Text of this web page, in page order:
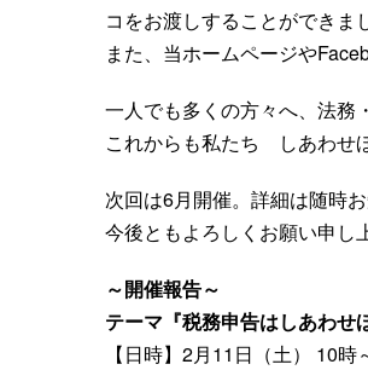
コをお渡しすることができま
また、当ホームページや
一人でも多くの方々へ、法務
これからも私たち しあわせ
次回は6月開催。詳細は随時お
今後ともよろしくお願い申し
～開催報告～
テーマ『税務申告はしあわせ
【日時】2月11日（土） 10時